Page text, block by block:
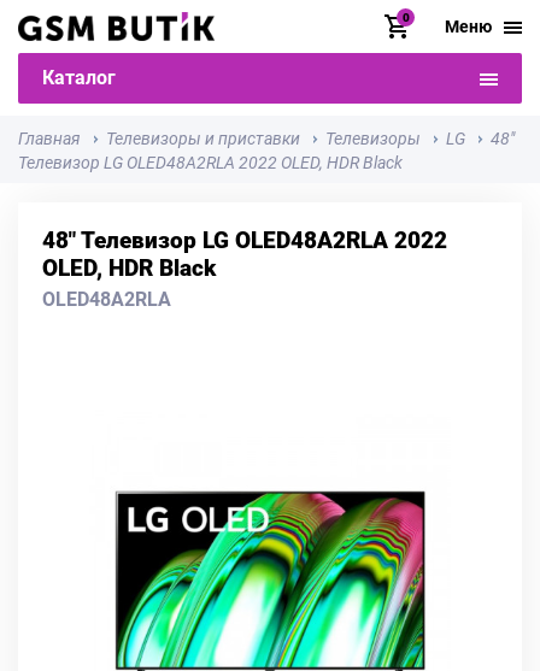
0 Меню
Каталог
Главная Телевизоры и приставки Телевизоры LG
48"
Телевизор LG OLED48A2RLA 2022 OLED, HDR Black
48" Телевизор LG OLED48A2RLA 2022
OLED, HDR Black
OLED48A2RLA